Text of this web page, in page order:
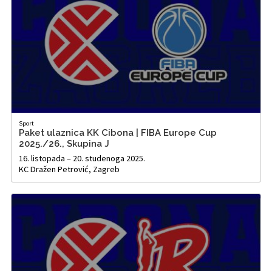
Sport
Paket ulaznica KK Cibona | FIBA Europe Cup
2025./26., Skupina J
16. listopada – 20. studenoga 2025.
KC Dražen Petrović, Zagreb